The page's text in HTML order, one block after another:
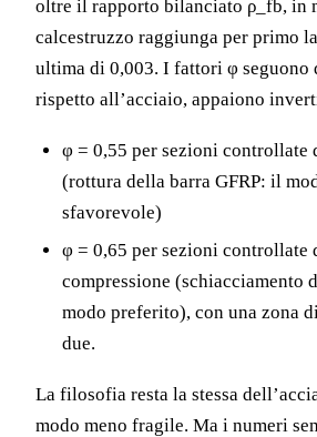
oltre il rapporto bilanciato ρ_fb, in
calcestruzzo raggiunga per primo
ultima di 0,003. I fattori φ seguono
rispetto all’acciaio, appaiono
φ = 0,55 per sezioni controllate
(rottura della barra GFRP: il
sfavorevole)
φ = 0,65 per sezioni controllate
compressione (schiacciamento
modo preferito), con una zona
due.
La filosofia resta la stessa
modo meno fragile. Ma i numeri